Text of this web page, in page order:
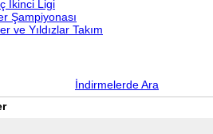
İkinci Ligi
Şampiyonası
ve Yıldızlar Takım
İndirmelerde Ara